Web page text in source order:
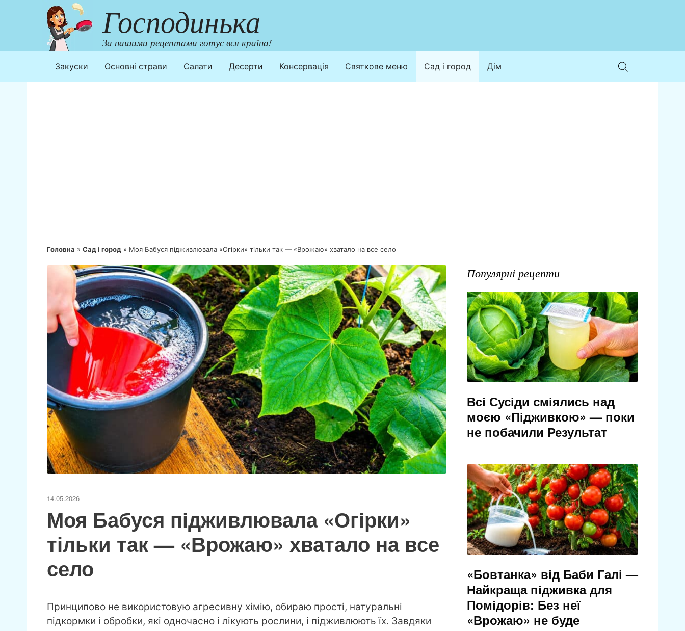
Господинька
За нашими рецептами готує вся країна!
Закуски Основні страви Салати Десерти Консервація Святкове меню Сад і город Дім
Головна » Сад і город » Моя Бабуся підживлювала «Огірки» тільки так — «Врожаю» хватало на все село
14.05.2026
Моя Бабуся підживлювала «Огірки»
тільки так — «Врожаю» хватало на все
село
Принципово не використовую агресивну хімію, обираю прості, натуральні
підкормки і обробки, які одночасно і лікують рослини, і підживлюють їх. Завдяки
Популярні рецепти
Всі Сусіди сміялись над
моєю «Підживкою» — поки
не побачили Результат
«Бовтанка» від Баби Галі —
Найкраща підживка для
Помідорів: Без неї
«Врожаю» не буде